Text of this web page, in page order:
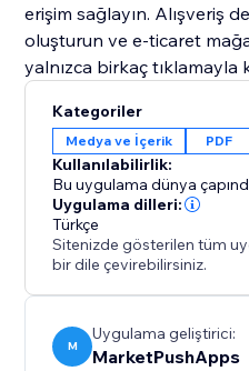
erişim sağlayın. Alışveriş
oluşturun ve e-ticaret
yalnızca birkaç tıklamayla
Kategoriler
Medya ve İçerik PDF
Kullanılabilirlik:
Bu uygulama dünya
Uygulama dilleri:
Türkçe
Sitenizde gösterilen tüm
bir dile çevirebilirsiniz.
M
Uygulama geliştirici:
MarketPushApps